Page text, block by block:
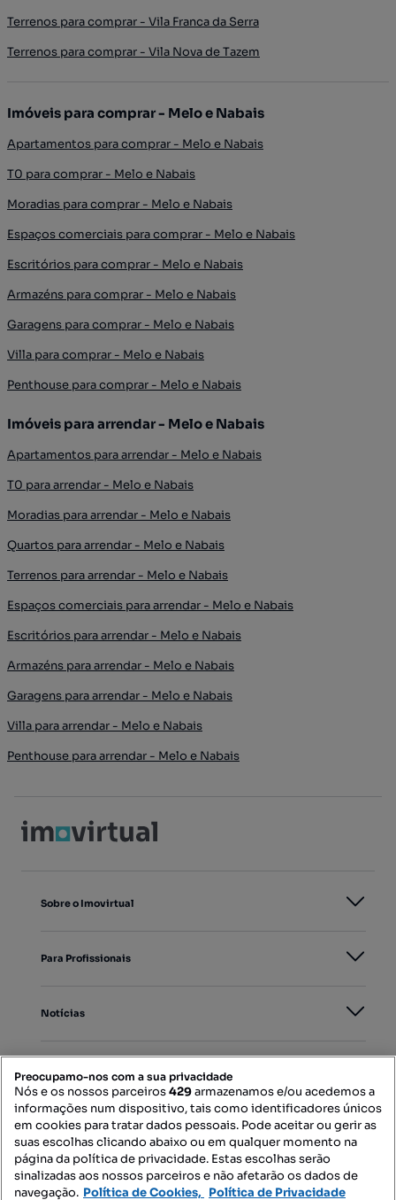
Terrenos para comprar - Vila Franca da Serra
Terrenos para comprar - Vila Nova de Tazem
Imóveis para comprar - Melo e Nabais
Apartamentos para comprar - Melo e Nabais
T0 para comprar - Melo e Nabais
Moradias para comprar - Melo e Nabais
Espaços comerciais para comprar - Melo e Nabais
Escritórios para comprar - Melo e Nabais
Armazéns para comprar - Melo e Nabais
Garagens para comprar - Melo e Nabais
Villa para comprar - Melo e Nabais
Penthouse para comprar - Melo e Nabais
Imóveis para arrendar - Melo e Nabais
Apartamentos para arrendar - Melo e Nabais
T0 para arrendar - Melo e Nabais
Moradias para arrendar - Melo e Nabais
Quartos para arrendar - Melo e Nabais
Terrenos para arrendar - Melo e Nabais
Espaços comerciais para arrendar - Melo e Nabais
Escritórios para arrendar - Melo e Nabais
Armazéns para arrendar - Melo e Nabais
Garagens para arrendar - Melo e Nabais
Villa para arrendar - Melo e Nabais
Penthouse para arrendar - Melo e Nabais
Sobre o Imovirtual
Para Profissionais
Notícias
Mapa do Site
Contacte-nos
Preocupamo-nos com a sua privacidade
Nós e os nossos parceiros429armazenamos e/ou acedemos a
informações num dispositivo, tais como identificadores únicos
em cookies para tratar dados pessoais. Pode aceitar ou gerir as
suas escolhas clicando abaixo ou em qualquer momento na
página da política de privacidade. Estas escolhas serão
sinalizadas aos nossos parceiros e não afetarão os dados de
navegação. Política de Cookies, Política de Privacidade